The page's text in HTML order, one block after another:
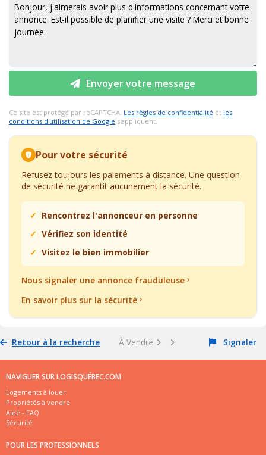
Envoyer votre message
Ce site est protégé par reCAPTCHA. Les règles de confidentialité et les
conditions d'utilisation de Google s'appliquent.
Pour votre sécurité
Refusez toujours les paiements à distance. Une question
de sécurité ne garantit aucunement la sécurité.
Rencontrez l'annonceur en personne
Vérifiez son identité
Visitez le bien immobilier
Nous signaler une annonce frauduleuse
En savoir plus sur la sécurité
Retour à la recherche À Vendre Signaler
NAVIGUER SUR LOGISQUÉBEC.COM
Logements à louer
Propriétés à vendre
Aide - FAQ
Sécurité
POUR LES PROFESSIONNELS